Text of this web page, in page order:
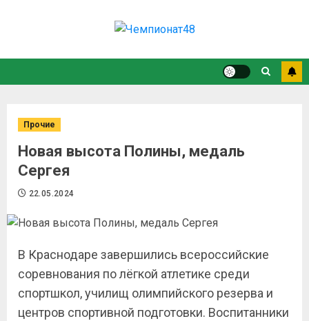
Прочие
Новая высота Полины, медаль
Сергея
22.05.2024
В Краснодаре завершились всероссийские
соревнования по лёгкой атлетике среди
спортшкол, училищ олимпийского резерва и
центров спортивной подготовки. Воспитанники